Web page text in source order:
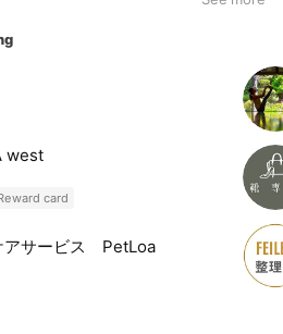
west
card
アサービス PetLoa